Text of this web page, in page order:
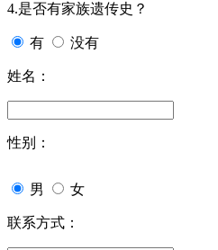
4.是否有家族遗传史？
有 没有
姓名：
性别：
男 女
联系方式：